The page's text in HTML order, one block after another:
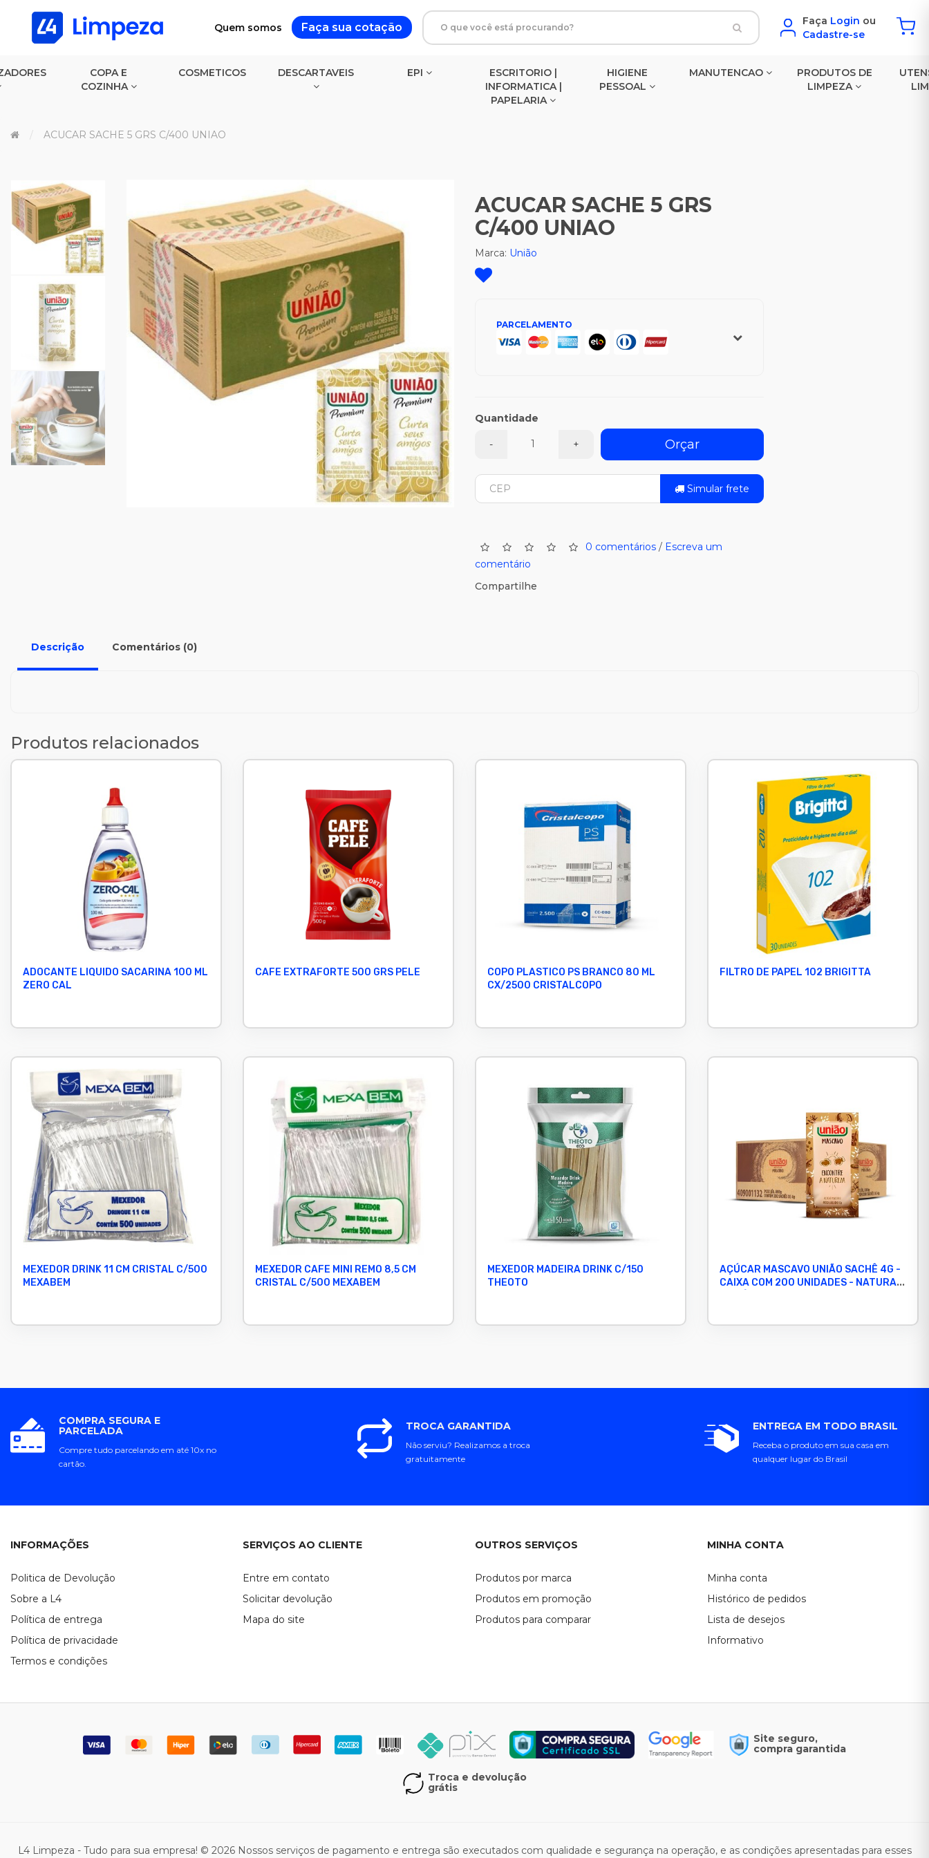
Quem somos Faça sua cotação Faça Login ou
Cadastre-se
COPA E
COZINHA
COSMETICOS DESCARTAVEIS EPI
ESCRITORIO |
INFORMATICA |
PAPELARIA
HIGIENE
PESSOAL
MANUTENCAO
PRODUTOS DE
LIMPEZA
ACUCAR SACHE 5 GRS C/400 UNIAO
ACUCAR SACHE 5 GRS
C/400 UNIAO
Marca: União
PARCELAMENTO
Quantidade
- + Orçar
Simular frete
0 comentários / Escreva um
comentário
Compartilhe
Descrição Comentários (0)
Produtos relacionados
ADOCANTE LIQUIDO SACARINA 100 ML
ZERO CAL
CAFE EXTRAFORTE 500 GRS PELE
COPO PLASTICO PS BRANCO 80 ML
CX/2500 CRISTALCOPO
FILTRO DE PAPEL 102 BRIGITTA
MEXEDOR DRINK 11 CM CRISTAL C/500
MEXABEM
MEXEDOR CAFE MINI REMO 8,5 CM
CRISTAL C/500 MEXABEM
MEXEDOR MADEIRA DRINK C/150
THEOTO
AÇÚCAR MASCAVO UNIÃO SACHÊ 4G -
CAIXA COM 200 UNIDADES - NATURAL
COMPRA SEGURA E
PARCELADA
Compre tudo parcelando em até 10x no
cartão.
TROCA GARANTIDA
Não serviu? Realizamos a troca
gratuitamente
ENTREGA EM TODO BRASIL
Receba o produto em sua casa em
qualquer lugar do Brasil
INFORMAÇÕES
Politica de Devolução
Sobre a L4
Política de entrega
Política de privacidade
Termos e condições
SERVIÇOS AO CLIENTE
Entre em contato
Solicitar devolução
Mapa do site
OUTROS SERVIÇOS
Produtos por marca
Produtos em promoção
Produtos para comparar
MINHA CONTA
Minha conta
Histórico de pedidos
Lista de desejos
Informativo
Site seguro,
compra garantida
Troca e devolução
grátis
L4 Limpeza - Tudo para sua empresa! © 2026 Nossos serviços de pagamento e entrega são executados com qualidade e segurança na operação, e as condições apresentadas para esses